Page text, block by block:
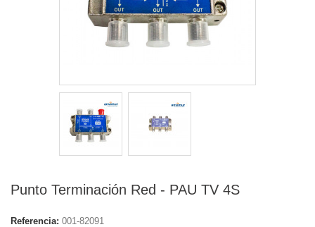
Punto Terminación Red - PAU TV 4S
Referencia: 001-82091